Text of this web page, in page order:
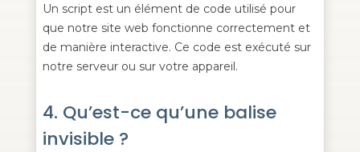
Un script est un élément de code utilisé pour
que notre site web fonctionne correctement et
de manière interactive. Ce code est exécuté sur
notre serveur ou sur votre appareil.
4. Qu’est-ce qu’une balise
invisible ?